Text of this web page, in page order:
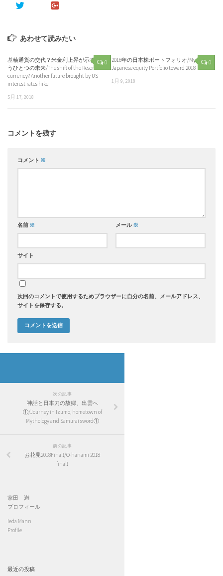
あわせて読みたい
0
基軸通貨の交代？米金利上昇が示すも
うひとつの未来/The shift of the Reserve
currency? Another future brought by US
interest rates hike
5月 17, 2018
0
2018年の日本株ポートフォリオ/My
Japanese equity Portfolio toward 2018
1月 9, 2018
コメントを残す
コメント ※
名前 ※ メール※
サイト
次回のコメントで使用するためブラウザーに自分の名前、メールアドレス、
サイトを保存する。
次の記事
神話と日本刀の故郷、出雲へ
①/Journey in Izumo, hometown of
Mythology and Samurai sword①
前の記事
お花見2018Final!/O-hanami 2018
final!
家田 満
プロフィール
Ieda Mann
Profile
最近の投稿